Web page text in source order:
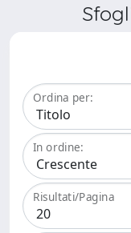
Ordina per:
In ordine:
Risultati/Pagina